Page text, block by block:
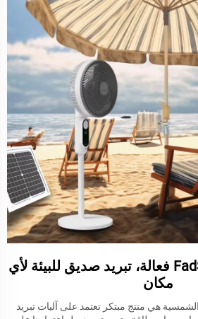
مروحة شمسية FadSol فعالة، تبريد صديق للبيئة لأي
مكان
هي منتج مبتكر تعتمد على آليات تبريد